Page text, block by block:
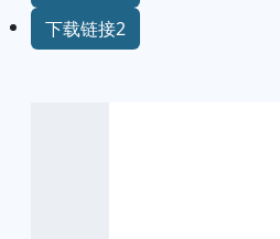
下载链接2